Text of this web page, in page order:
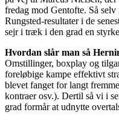
fredag mod Gentofte. Så
Rungsted-resultater i de
sejr i træk i den grad en
Hvordan slår man så
Omstillinger, boxplay og
foreløbige kampe effektivt
blevet fanget for langt
kontraer osv.). Dertil så vi i
grad formår at udnytte